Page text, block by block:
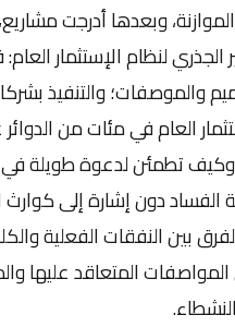
وبعدها أدرجت
لنظام الإستثمار
والموصفات؛ والتنفيذ
العام في مئات من
تطمئن لدعوة طويلة في
دون إشارة إلى كوارث
بين النفقات الفعلية
المتعاقد عليها